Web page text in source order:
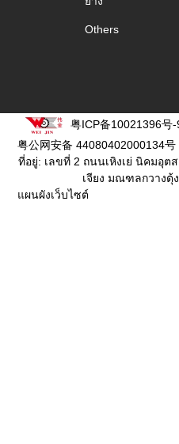
Others
粤ICP备10021396号-
粤公网安备 44080402000134号
ที่อยู่: เลขที่ 2 ถนนเหิงเย่ นิคมอุต
เจียง มณฑลกวางตุ้
แผนผังเว็บไซต์